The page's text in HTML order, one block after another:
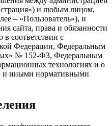
и любым лицом,
– «Пользователь»), и
сайта, права и обязанности
в соответствии с
Федерации, Федеральным
№ 152-ФЗ, Федеральным
технологиях и о
иными нормативными